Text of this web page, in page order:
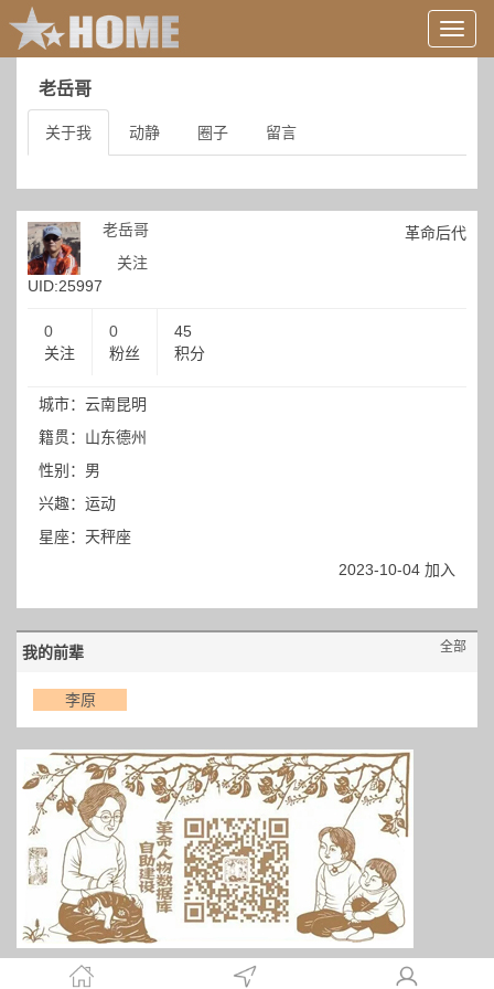
用
户
老岳哥
关于我 动静 圈子 留言
UID:25997
老岳哥
关注
革命后代
0
关注
0
粉丝
45
积分
城市：云南昆明
籍贯：山东德州
性别：男
兴趣：运动
星座：天秤座
2023-10-04 加入
我的前辈 全部
李原